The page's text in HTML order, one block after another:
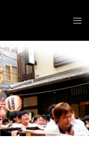
ト
メ
ニ
ュ